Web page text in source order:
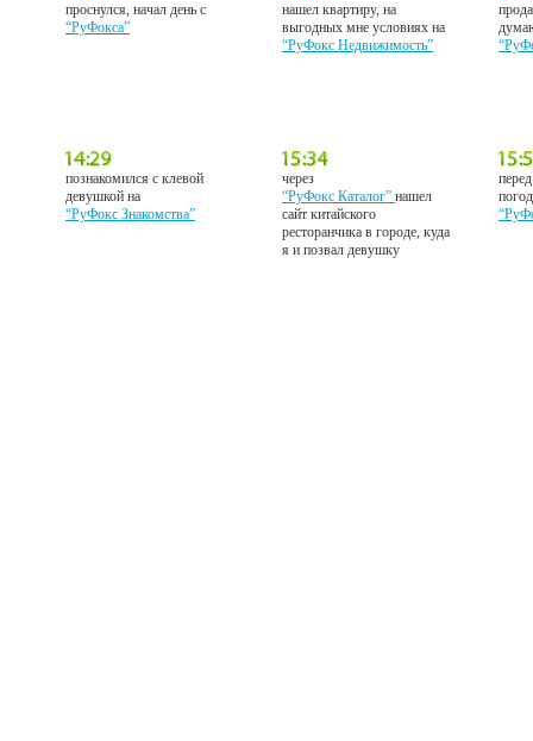
проснулся, начал день с
“РуФокса”
нашел квартиру, на
выгодных мне условиях на
“РуФокс Недвижимость”
познакомился с клевой
девушкой на
“РуФокс Знакомства”
через
“РуФокс Каталог”нашел
сайт китайского
ресторанчика в городе, куда
я и позвал девушку